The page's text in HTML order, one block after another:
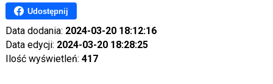
Udostępnij
Data dodania: 2024-03-20 18:12:16
Data edycji: 2024-03-20 18:28:25
Ilość wyświetleń: 417